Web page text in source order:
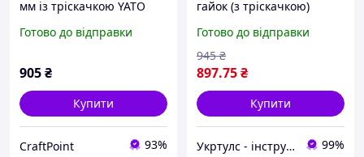
мм із тріскачкою YATO
235 мм для зручного
болта
Готово до відправки
905₴
Купити
CraftPoint 93%
гайок (з тріскачкою)
Yato YT-1673 (Польща)
Готово до відправки
897.75₴
945 ₴
Купити
Укртулс - інструменти та обладнання 99%